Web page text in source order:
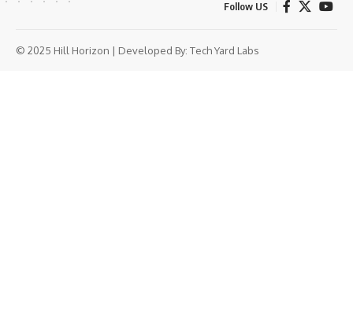
Follow US
© 2025 Hill Horizon | Developed By: Tech Yard Labs